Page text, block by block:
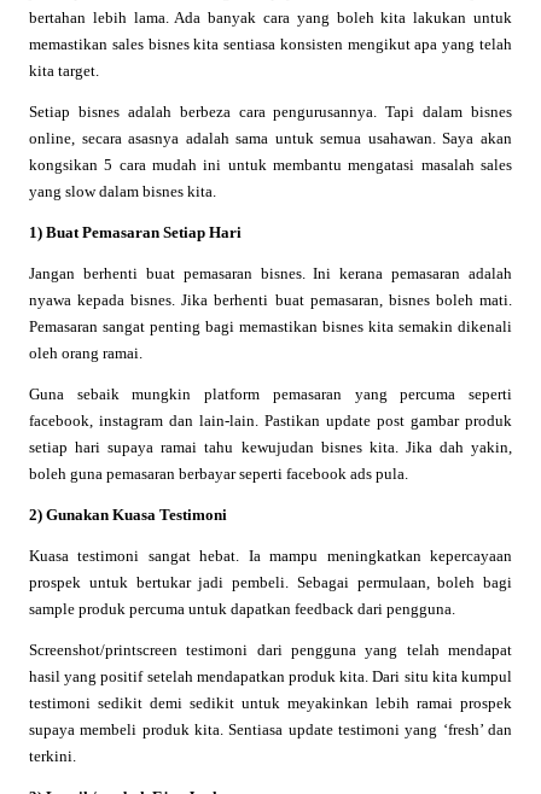
bertahan lebih lama. Ada banyak cara yang boleh kita lakukan untuk
memastikan sales bisnes kita sentiasa konsisten mengikut apa yang telah
kita target.
Setiap bisnes adalah berbeza cara pengurusannya. Tapi dalam bisnes
online, secara asasnya adalah sama untuk semua usahawan. Saya akan
kongsikan 5 cara mudah ini untuk membantu mengatasi masalah sales
yang slow dalam bisnes kita.
1) Buat Pemasaran Setiap Hari
Jangan berhenti buat pemasaran bisnes. Ini kerana pemasaran adalah
nyawa kepada bisnes. Jika berhenti buat pemasaran, bisnes boleh mati.
Pemasaran sangat penting bagi memastikan bisnes kita semakin dikenali
oleh orang ramai.
Guna sebaik mungkin platform pemasaran yang percuma seperti
facebook, instagram dan lain-lain. Pastikan update post gambar produk
setiap hari supaya ramai tahu kewujudan bisnes kita. Jika dah yakin,
boleh guna pemasaran berbayar seperti facebook ads pula.
2) Gunakan Kuasa Testimoni
Kuasa testimoni sangat hebat. Ia mampu meningkatkan kepercayaan
prospek untuk bertukar jadi pembeli. Sebagai permulaan, boleh bagi
sample produk percuma untuk dapatkan feedback dari pengguna.
Screenshot/printscreen testimoni dari pengguna yang telah mendapat
hasil yang positif setelah mendapatkan produk kita. Dari situ kita kumpul
testimoni sedikit demi sedikit untuk meyakinkan lebih ramai prospek
supaya membeli produk kita. Sentiasa update testimoni yang ‘fresh’ dan
terkini.